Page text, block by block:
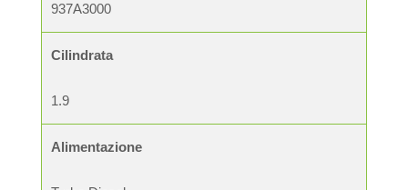
937A3000
Cilindrata
1.9
Alimentazione